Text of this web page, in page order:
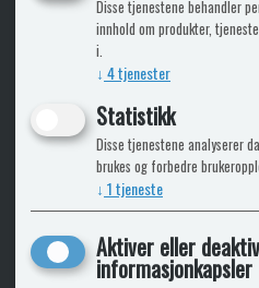
Trumadeler.no
Fritidsvarehuset.no
Disse tjenestene behandler
innhold om produkter,
i.
↓ 4tjenester
Statistikk
Disse tjenestene analyserer
brukes og forbedre
↓ 1tjeneste
Aktiver eller
informasjonkapsler